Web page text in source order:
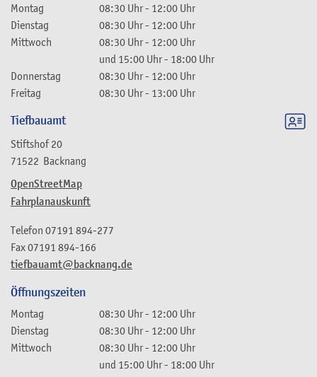
Montag 08:30 Uhr- 12:00 Uhr
Dienstag
08:30 Uhr- 12:00 Uhr
Mittwoch
08:30 Uhr- 12:00 Uhr
und 15:00 Uhr- 18:00 Uhr
Donnerstag
08:30 Uhr- 12:00 Uhr
Freitag
08:30 Uhr- 13:00 Uhr
Tiefbauamt
Stiftshof 20
71522 Backnang
OpenStreetMap
Fahrplanauskunft
tiefbauamt@backnang.de
Telefon 07191 894-277
Fax07191 894-166
Öffnungszeiten
Montag 08:30 Uhr- 12:00 Uhr
Dienstag
08:30 Uhr- 12:00 Uhr
Mittwoch
08:30 Uhr- 12:00 Uhr
und 15:00 Uhr- 18:00 Uhr